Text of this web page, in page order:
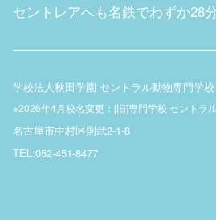
セントレアへも名鉄でわずか28
学校法人秋田学園 セントラル動物専門学校
※2026年4月校名変更：[旧]専門学校 セントラ
名古屋市中村区則武2-1-8
TEL:052-451-8477